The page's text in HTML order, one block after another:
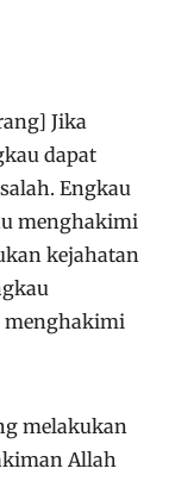
Jika
dapat
Engkau
menghakimi
kejahatan
menghakimi
melakukan
Allah